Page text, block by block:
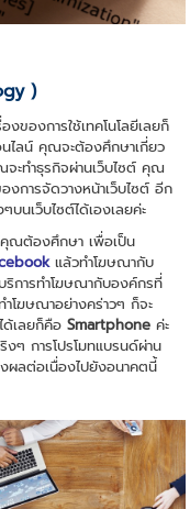
)
ของการใช้เทคโนโลยีเลยก็
นไลน์ คุณจะต้องศึกษาเกี่ยว
จะทำธุรกิจผ่านเว็บไซต์ คุณ
งการจัดวางหน้าเว็บไซต์ อีก
นเว็บไซต์ได้เองเลยค่ะ
ณต้องศึกษา เพื่อเป็น
แล้วทำโฆษณากับ
ริการทำโฆษณากับองค์กรที่
ำโฆษณาอย่างคร่าวๆ ก็จะ
ด้เลยก็คือSmartphone ค่ะ
งๆ การโปรโมทแบรนด์ผ่าน
ผลต่อเนื่องไปยังอนาคตนี้